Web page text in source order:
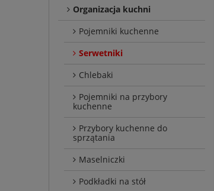
Organizacja kuchni
Pojemniki kuchenne
Serwetniki
Chlebaki
Pojemniki na przybory
kuchenne
Przybory kuchenne do
sprzątania
Maselniczki
Podkładki na stół